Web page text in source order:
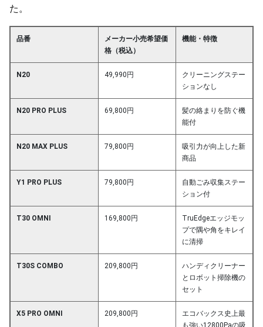
た。
品番
メーカー小売希望価
格（税込）
機能・特徴
N20 49,990円
クリーニングステー
ションなし
N20 PRO PLUS 69,800円
髪の絡まりを防ぐ機
能付
N20 MAX PLUS 79,800円
吸引力が向上した新
商品
Y1 PRO PLUS 79,800円
自動ごみ収集ステー
ション付
T30 OMNI 169,800円
TruEdgeエッジモッ
プで隅や角をキレイ
に清掃
T30S COMBO 209,800円
ハンディクリーナー
とロボット掃除機の
セット
X5 PRO OMNI 209,800円
エコバックス史上最